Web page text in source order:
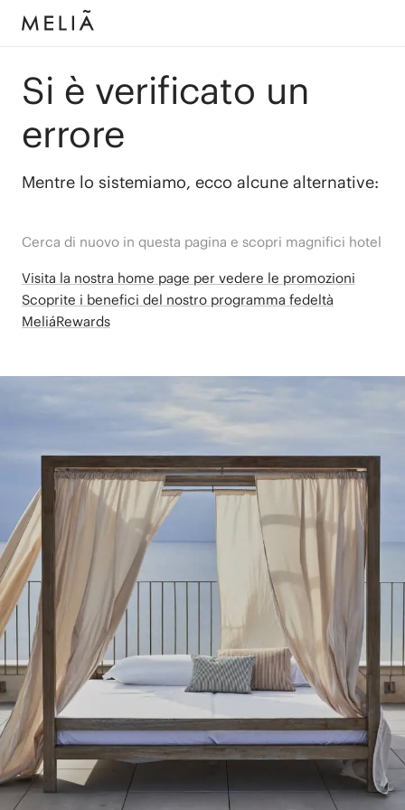
Si è verificato un
errore
Mentre lo sistemiamo, ecco alcune alternative:
Cerca di nuovo in questa pagina e scopri magnifici hotel
Visita la nostra home page per vedere le promozioni
Scoprite i benefici del nostro programma fedeltà
MeliáRewards